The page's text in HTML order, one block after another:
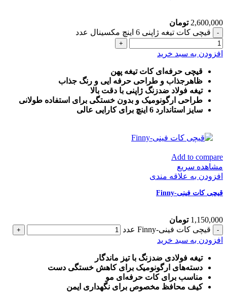
2,600,000 تومان
قیچی کات تیغه ژاپنی 6 اینچ مکسینال عدد
افزودن به سبد خرید
قیچی حرفه‌ای کات تیغه پهن
ظاهرجذاب و طراحی حرفه ایی و رنگ جذاب
تیغه فولاد ضدزنگ ژاپنی با دقت بالا
طراحی ارگونومیک و بدون خستگی برای استفاده طولانی
سایز استاندارد 6 اینچ برای کارایی عالی
Add to compare
مشاهده سریع
افزودن به علاقه مندی
قیچی کات فینی-Finny
1,150,000 تومان
قیچی کات فینی-Finny عدد
افزودن به سبد خرید
تیغه فولادی ضدزنگ با تیز ماندگار
دسته‌های ارگونومیک برای کاهش خستگی دست
مناسب برای کات حرفه‌ای مو
کیف محافظ مخصوص برای نگهداری ایمن